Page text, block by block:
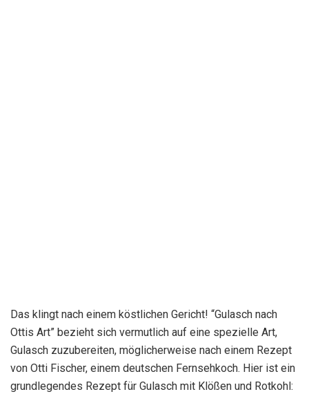
Das klingt nach einem köstlichen Gericht! “Gulasch nach
Ottis Art” bezieht sich vermutlich auf eine spezielle Art,
Gulasch zuzubereiten, möglicherweise nach einem Rezept
von Otti Fischer, einem deutschen Fernsehkoch. Hier ist ein
grundlegendes Rezept für Gulasch mit Klößen und Rotkohl: